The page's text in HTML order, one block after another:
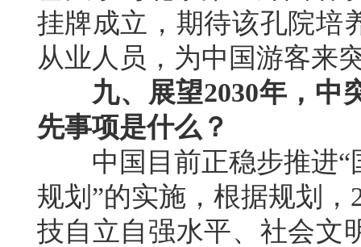
挂牌成立，期待该孔院培
从业人员，为中国游客来
九、展望2030年，中
先事项是什么？
中国目前正稳步推进“
规划”的实施，根据规划
技自立自强水平、社会文